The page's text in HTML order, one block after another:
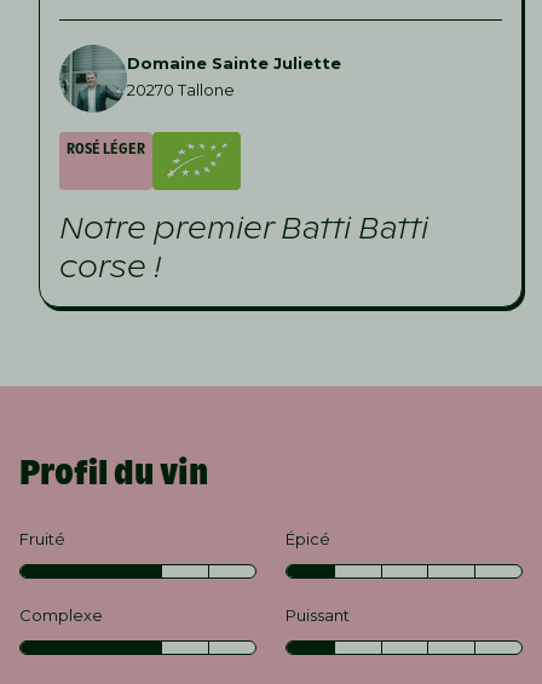
Domaine Sainte Juliette
20270 Tallone
ROSÉ LÉGER
Notre premier Batti Batti
corse !
Profil du vin
Fruité Épicé
Complexe Puissant